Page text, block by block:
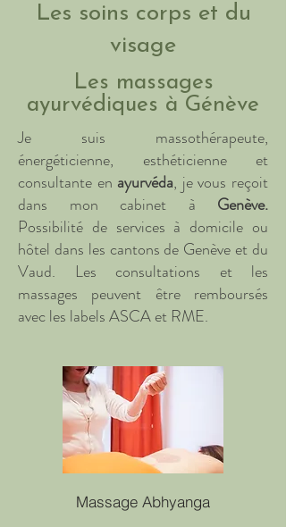
Les soins corps et du
visage
Les massages
ayurvédiques à Génève
Je suis massothérapeute,
énergéticienne, esthéticienne et
consultante en ayurvéda, je vous reçoit
dans mon cabinet à Genève.
Possibilité de services à domicile ou
hôtel dans les cantons de Genève et du
Vaud. Les consultations et les
massages peuvent être remboursés
avec les labels ASCA et RME.
Massage Abhyanga